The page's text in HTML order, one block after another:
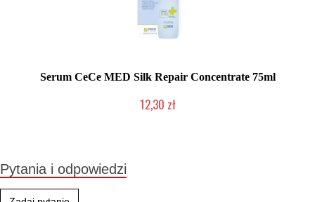
Serum CeCe MED Silk Repair Concentrate 75ml
12,30 zł
Pytania i odpowiedzi